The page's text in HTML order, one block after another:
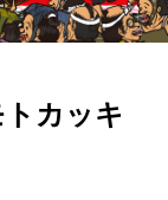
トカッキ